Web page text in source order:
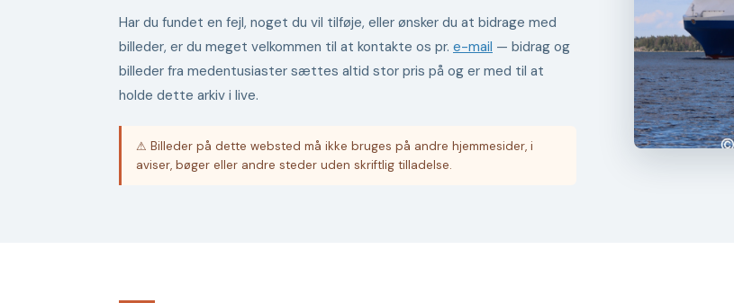
Har du fundet en fejl, noget du vil tilføje, eller ønsker du at bidrage med
billeder, er du meget velkommen til at kontakte os pr. e-mail — bidrag og
billeder fra medentusiaster sættes altid stor pris på og er med til at
holde dette arkiv i live.
⚠ Billeder på dette websted må ikke bruges på andre hjemmesider, i
aviser, bøger eller andre steder uden skriftlig tilladelse.